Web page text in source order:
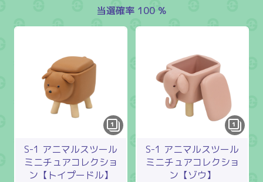
当選確率 100 %
1
S-1 アニマルスツール
ミニチュアコレクショ
ン【トイプードル】
1
S-1 アニマルスツール
ミニチュアコレクショ
ン【ゾウ】